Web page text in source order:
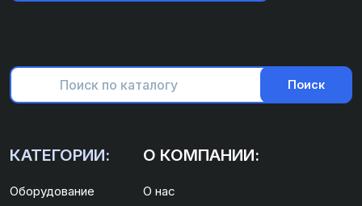
Поиск
КАТЕГОРИИ:
Оборудование
О КОМПАНИИ:
О нас